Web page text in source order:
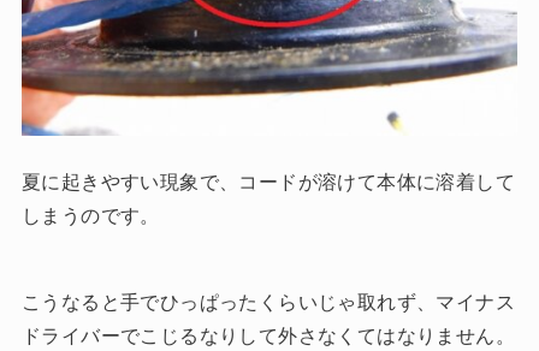
夏に起きやすい現象で、コードが溶けて本体に溶着して
しまうのです。
こうなると手でひっぱったくらいじゃ取れず、マイナス
ドライバーでこじるなりして外さなくてはなりません。